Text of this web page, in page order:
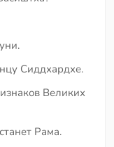
Сиддхардхе.
Великих
Рама.